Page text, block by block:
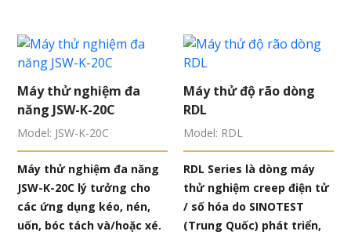
Máy thử nghiệm đa
năng JSW-K-20C
Model: JSW-K-20C
Máy thử nghiệm đa năng
JSW-K-20C lý tưởng cho
các ứng dụng kéo, nén,
uốn, bóc tách và/hoặc xé.
Máy thử độ rão dòng
RDL
Model: RDL
RDL Series là dòng máy
thử nghiệm creep điện tử
/ số hóa do SINOTEST
(Trung Quốc) phát triển,